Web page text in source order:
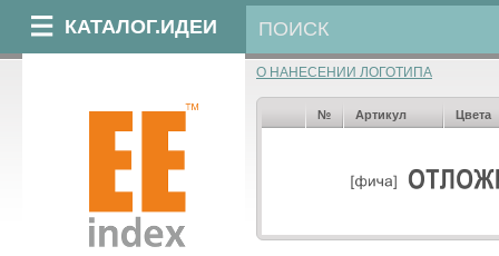
КАТАЛОГ.ИДЕИ
О НАНЕСЕНИИ ЛОГОТИПА
№ Артикул Цвета